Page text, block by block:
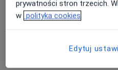
+ 1 usługa
W jaki sposób ustalane
prywatności stron trzecich.
w polityka cookies
Edytuj